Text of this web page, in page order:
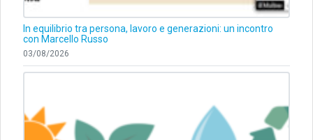
In equilibrio tra persona, lavoro e generazioni: un incontro
con Marcello Russo
03/08/2026